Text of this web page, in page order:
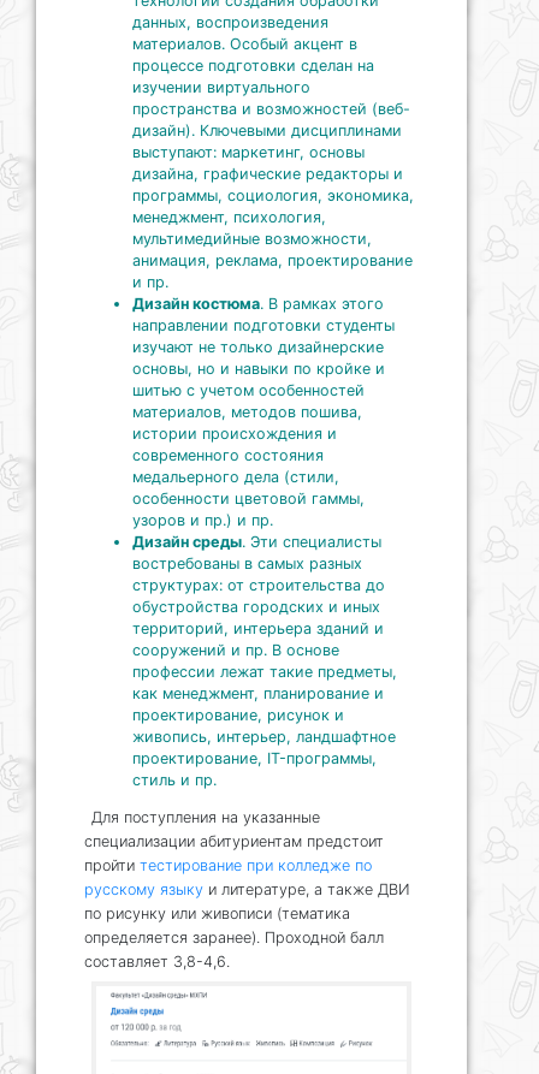
данных, воспроизведения
материалов. Особый акцент в
процессе подготовки сделан на
изучении виртуального
пространства и возможностей (веб-
дизайн). Ключевыми дисциплинами
выступают: маркетинг, основы
дизайна, графические редакторы и
программы, социология, экономика,
менеджмент, психология,
мультимедийные возможности,
анимация, реклама, проектирование
и пр.
Дизайн костюма. В рамках этого
направлении подготовки студенты
изучают не только дизайнерские
основы, но и навыки по кройке и
шитью с учетом особенностей
материалов, методов пошива,
истории происхождения и
современного состояния
медальерного дела (стили,
особенности цветовой гаммы,
узоров и пр.) и пр.
Дизайн среды. Эти специалисты
востребованы в самых разных
структурах: от строительства до
обустройства городских и иных
территорий, интерьера зданий и
сооружений и пр. В основе
профессии лежат такие предметы,
как менеджмент, планирование и
проектирование, рисунок и
живопись, интерьер, ландшафтное
проектирование, IT-программы,
стиль и пр.
Для поступления на указанные
специализации абитуриентам предстоит
пройти тестирование при колледже по
русскому языку и литературе, а также ДВИ
по рисунку или живописи (тематика
определяется заранее). Проходной балл
составляет 3,8-4,6.